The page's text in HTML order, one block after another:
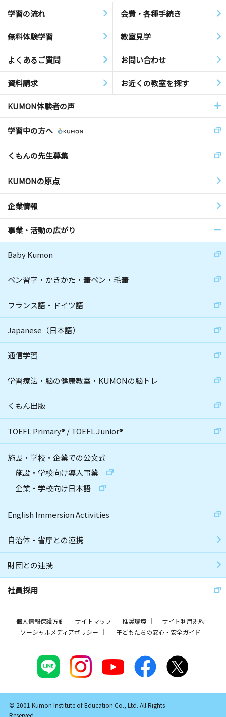
学習の流れ 会費・各種手続き
無料体験学習 教室見学
よくあるご質問 お問い合わせ
資料請求 お近くの教室を探す
KUMON体験者の声
学習中の方へ
くもんの先生募集
KUMONの原点
企業情報
事業・活動の広がり
Baby Kumon
ペン習字・かきかた・筆ペン・毛筆
フランス語・ドイツ語
Japanese（日本語）
通信学習
学習療法・脳の健康教室・KUMONの脳トレ
くもん出版
TOEFL Primary® /TOEFL Junior®
施設・学校・企業での公文式
施設・学校向け導入事業
企業・学校向け日本語
English Immersion Activities
自治体・省庁との連携
財団との連携
社員採用
個人情報保護方針 サイトマップ 推奨環境
サイト利用規約
ソーシャルメディアポリシー
子どもたちの安心・安全ガイド
© 2001 Kumon Institute of Education Co., Ltd. All Rights
Reserved.